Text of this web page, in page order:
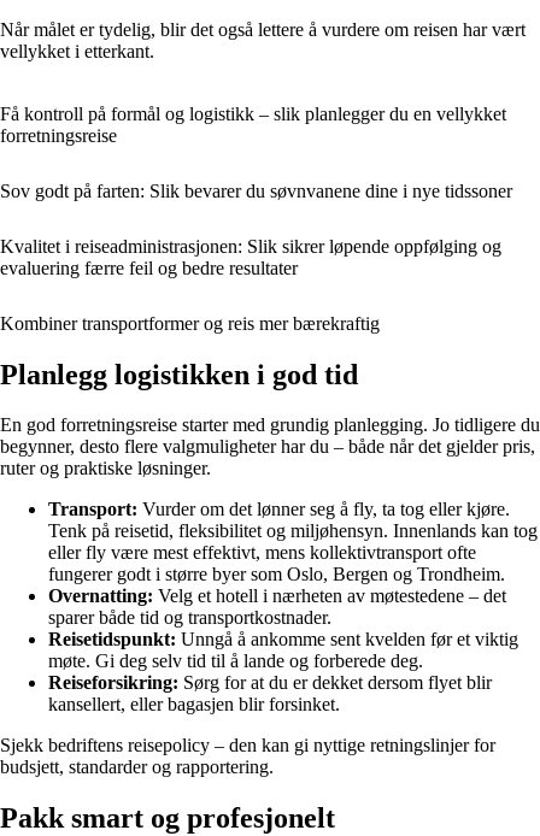
Når målet er tydelig, blir det også lettere å vurdere om reisen har vært
vellykket i etterkant.
Få kontroll på formål og logistikk – slik planlegger du en vellykket
forretningsreise
Sov godt på farten: Slik bevarer du søvnvanene dine i nye tidssoner
Kvalitet i reiseadministrasjonen: Slik sikrer løpende oppfølging og
evaluering færre feil og bedre resultater
Kombiner transportformer og reis mer bærekraftig
Planlegg logistikken i god tid
En god forretningsreise starter med grundig planlegging. Jo tidligere du
begynner, desto flere valgmuligheter har du – både når det gjelder pris,
ruter og praktiske løsninger.
Transport: Vurder om det lønner seg å fly, ta tog eller kjøre.
Tenk på reisetid, fleksibilitet og miljøhensyn. Innenlands kan tog
eller fly være mest effektivt, mens kollektivtransport ofte
fungerer godt i større byer som Oslo, Bergen og Trondheim.
Overnatting: Velg et hotell i nærheten av møtestedene – det
sparer både tid og transportkostnader.
Reisetidspunkt: Unngå å ankomme sent kvelden før et viktig
møte. Gi deg selv tid til å lande og forberede deg.
Reiseforsikring: Sørg for at du er dekket dersom flyet blir
kansellert, eller bagasjen blir forsinket.
Sjekk bedriftens reisepolicy – den kan gi nyttige retningslinjer for
budsjett, standarder og rapportering.
Pakk smart og profesjonelt